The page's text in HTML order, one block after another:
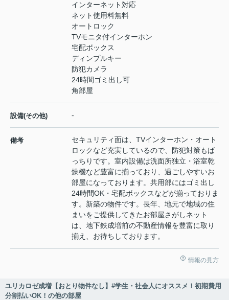
インターネット対応
ネット使用料無料
オートロック
TVモニタ付インターホン
宅配ボックス
ディンプルキー
防犯カメラ
24時間ゴミ出し可
角部屋
設備(その他) -
備考
セキュリティ面は、TVインターホン・オート
ロックなど充実しているので、防犯対策もば
っちりです。室内設備は洗面所独立・浴室乾
燥機など豊富に揃っており、過ごしやすいお
部屋になっております。共用部にはゴミ出し
24時間OK・宅配ボックスなどが揃っておりま
す。新築の物件です。長年、地元で地域の住
まいをご提供してきたお部屋さがしネット
は、地下鉄成増前の不動産情報を豊富に取り
揃え、お待ちしております。
情報の見方
ユリカロゼ成増【おとり物件なし】#学生・社会人にオススメ！初期費用
分割払いOK！の他の部屋